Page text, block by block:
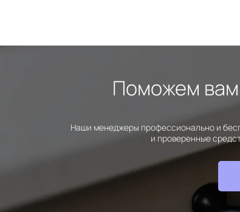
Поможем
Наши менеджеры профессионально и
и проверенные